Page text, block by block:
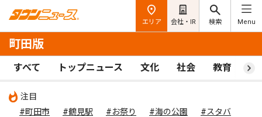
エリア 会社・IR 検索 Menu
町田版
すべて トップニュース 文化 社会 教育 ス
注目
#町田市
#鶴見駅 #お祭り #海の公園 #スタバ